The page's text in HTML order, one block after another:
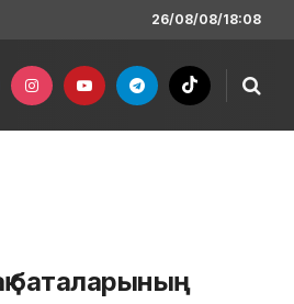
26/08/08/18:08
баталарының